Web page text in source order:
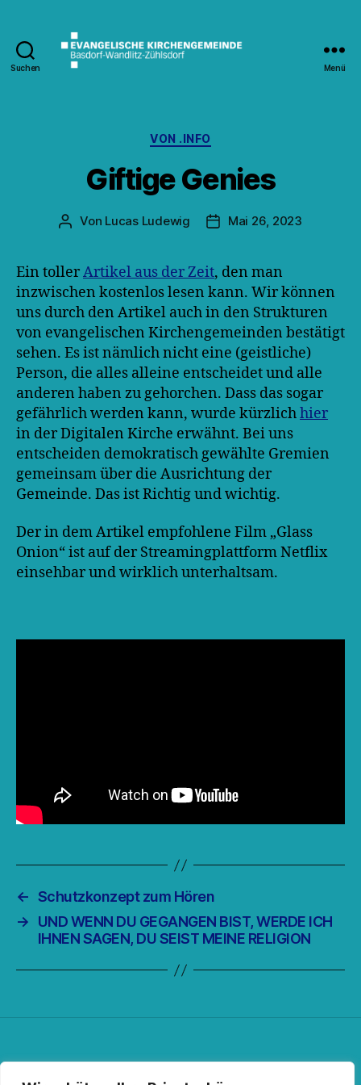
Suchen Menü
Kategorien
VON .INFO
Giftige Genies
Beitragsautor
Von Lucas Ludewig Veröffentlichungsdatum
Mai 26, 2023
Ein tollerArtikel aus der Zeit, den man
inzwischen kostenlos lesen kann. Wir können
uns durch den Artikel auch in den Strukturen
von evangelischen Kirchengemeinden bestätigt
sehen. Es ist nämlich nicht eine (geistliche)
Person, die alles alleine entscheidet und alle
anderen haben zu gehorchen. Dass das sogar
gefährlich werden kann, wurde kürzlichhier
in der Digitalen Kirche erwähnt. Bei uns
entscheiden demokratisch gewählte Gremien
gemeinsam über die Ausrichtung der
Gemeinde. Das ist Richtig und wichtig.
Der in dem Artikel empfohlene Film „Glass
Onion“ ist auf der Streamingplattform Netflix
einsehbar und wirklich unterhaltsam.
← Schutzkonzept zum Hören
→
UND WENN DU GEGANGEN BIST, WERDE ICH
IHNEN SAGEN, DU SEIST MEINE RELIGION